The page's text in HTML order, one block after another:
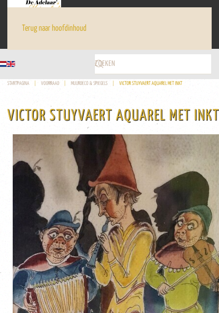
Terug naar hoofdinhoud
STARTPAGINA VOORRAAD MUURDECO & SPIEGELS VICTOR STUYVAERT AQUAREL MET INKT
VICTOR STUYVAERT AQUAREL MET INKT